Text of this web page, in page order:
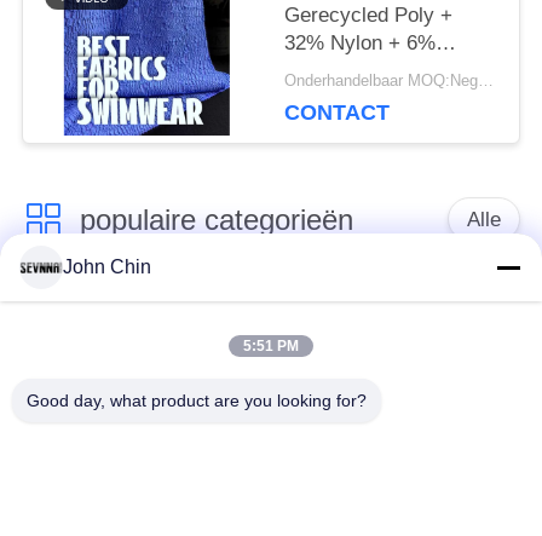
Gerecycled Poly +
32% Nylon + 6%
Spandex Gerecyclede
4646
Onderhandelbaar MOQ:Negotiable
CONTACT
populaire categorieën Alle
Gerecycleerde
Gerecycleerde Nylon
Stof
gerecycled polyester
Gerecycleerde Lycra-
John Chin
5:51 PM
Good day, what product are you looking for?